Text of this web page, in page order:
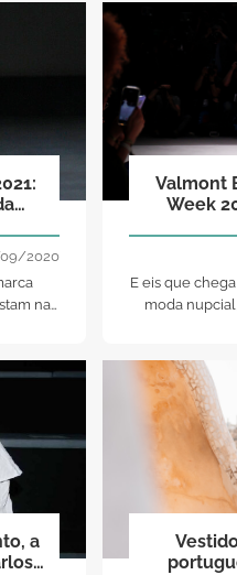
nossa
2020
na
e
Valmont
Week
E eis que
moda
a